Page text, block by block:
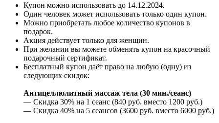
Купон можно использовать до 14.12.2024.
Один человек может использовать только один купон.
Можно приобретать любое количество купонов в
подарок.
Акция действует только для женщин.
При желании вы можете обменять купон на красочный
подарочный сертификат.
Бесплатный купон даёт право на любую (одну) из
следующих скидок:
Антицеллюлитный массаж тела (30 мин./сеанс)
— Скидка 30% на 1 сеанс (840 руб. вместо 1200 руб.)
— Скидка 40% на 5 сеансов (3600 руб. вместо 6000 руб.)